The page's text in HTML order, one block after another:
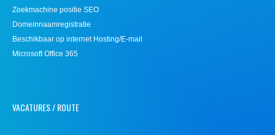
Zoekmachine positie SEO
Domeinnaamregistratie
Beschikbaar op internet Hosting/E-mail
Microsoft Office 365
VACATURES / ROUTE